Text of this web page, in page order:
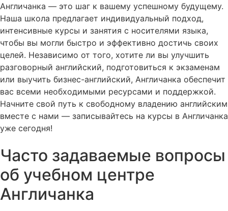
Англичанка — это шаг к вашему успешному будущему.
Наша школа предлагает индивидуальный подход,
интенсивные курсы и занятия с носителями языка,
чтобы вы могли быстро и эффективно достичь своих
целей. Независимо от того, хотите ли вы улучшить
разговорный английский, подготовиться к экзаменам
или выучить бизнес-английский, Англичанка обеспечит
вас всеми необходимыми ресурсами и поддержкой.
Начните свой путь к свободному владению английским
вместе с нами — записывайтесь на курсы в Англичанка
уже сегодня!
Часто задаваемые вопросы
об учебном центре
Англичанка